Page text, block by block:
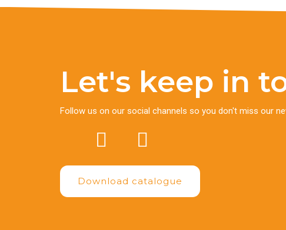
Let's keep in
Follow us on our social channels so you don't miss our
Download catalogue